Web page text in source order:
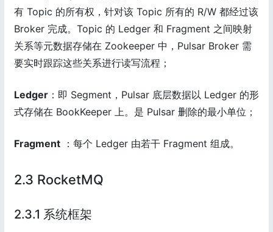
有 Topic 的所有权，针对该 Topic 所有的 R/W 都经过该
Broker 完成。Topic 的 Ledger 和 Fragment 之间映射
关系等元数据存储在 Zookeeper 中，Pulsar Broker 需
要实时跟踪这些关系进行读写流程；
Ledger ：即 Segment，Pulsar 底层数据以 Ledger 的形
式存储在 BookKeeper 上。是 Pulsar 删除的最小单位；
Fragment ：每个 Ledger 由若干 Fragment 组成。
2.3 RocketMQ
2.3.1 系统框架